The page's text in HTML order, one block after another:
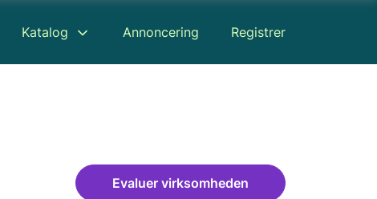
Katalog Annoncering Registrer
Evaluer virksomheden